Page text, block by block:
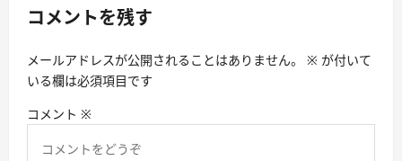
シ
ン
コメントを残す
メールアドレスが公開されることはありません。 ※ が付いて
いる欄は必須項目です
コメント ※